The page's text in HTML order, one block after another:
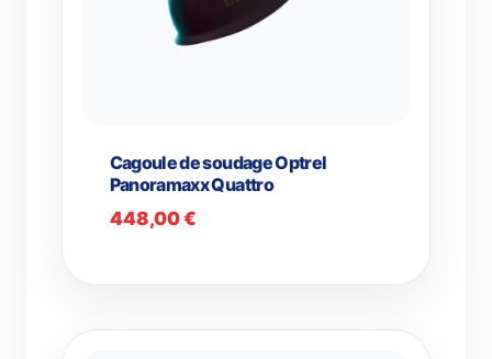
Cagoule de soudage Optrel
Panoramaxx Quattro
448,00€